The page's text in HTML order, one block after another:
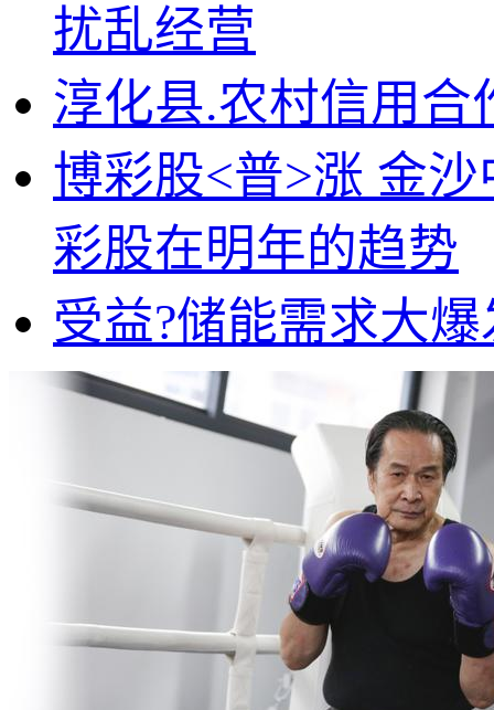
扰乱经营
淳化县.农村信用合
博彩股<普>涨 金沙
彩股在明年的趋势
受益?储能需求大